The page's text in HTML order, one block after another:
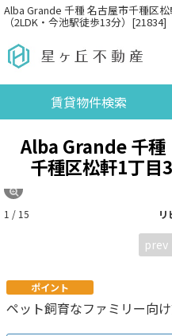
Alba Grande 千種 名古屋市千種区
（2LDK・今池駅徒歩13分）[21834]
賃貸物件検索
Alba Grande 千種
千種区松軒1丁目
リ
1 / 15
prev
ポイント
ペット飼育なファミリー向